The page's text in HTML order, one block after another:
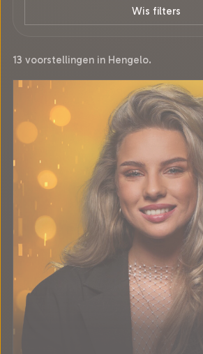
Wis filters
13 voorstellingen in Hengelo.